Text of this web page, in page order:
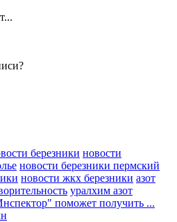
березники новости
новости березники пермский
новости жкх березники азот
уралхим азот
поможет получить ...